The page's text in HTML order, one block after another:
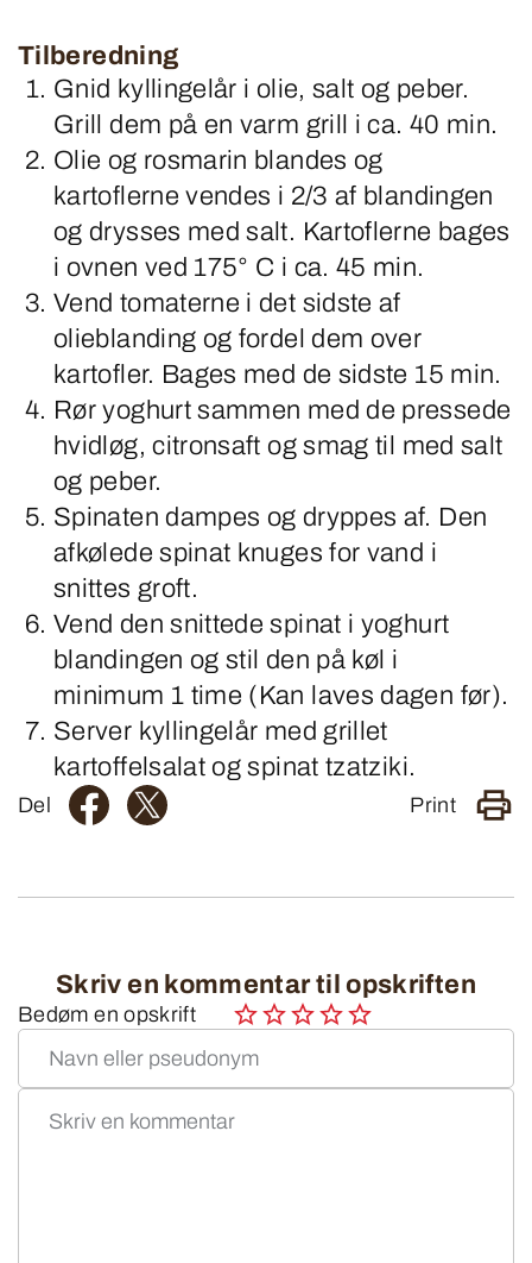
Tilberedning
Gnid kyllingelår i olie, salt og peber.
Grill dem på en varm grill i ca. 40 min.
Olie og rosmarin blandes og
kartoflerne vendes i 2/3 af blandingen
og drysses med salt. Kartoflerne bages
i ovnen ved 175° C i ca. 45 min.
Vend tomaterne i det sidste af
olieblanding og fordel dem over
kartofler. Bages med de sidste 15 min.
Rør yoghurt sammen med de pressede
hvidløg, citronsaft og smag til med salt
og peber.
Spinaten dampes og dryppes af. Den
afkølede spinat knuges for vand i
snittes groft.
Vend den snittede spinat i yoghurt
blandingen og stil den på køl i
minimum 1 time (Kan laves dagen før).
Server kyllingelår med grillet
kartoffelsalat og spinat tzatziki.
Del Print
Skriv en kommentar til opskriften
Bedøm en opskrift